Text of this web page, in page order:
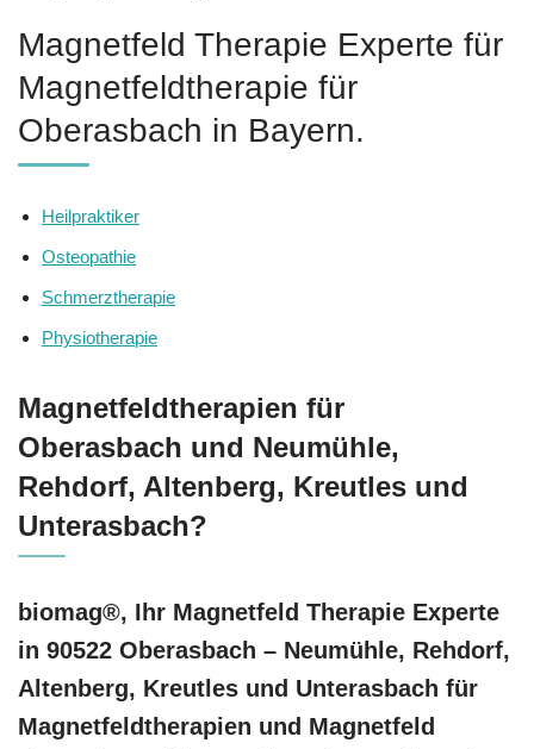
Magnetfeld Therapie Experte für
Magnetfeldtherapie für
Oberasbach in Bayern.
Heilpraktiker
Osteopathie
Schmerztherapie
Physiotherapie
Magnetfeldtherapien für
Oberasbach und Neumühle,
Rehdorf, Altenberg, Kreutles und
Unterasbach?
biomag®, Ihr Magnetfeld Therapie Experte
in 90522 Oberasbach – Neumühle, Rehdorf,
Altenberg, Kreutles und Unterasbach für
Magnetfeldtherapien und Magnetfeld